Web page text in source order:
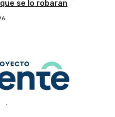
se lo robaran
.